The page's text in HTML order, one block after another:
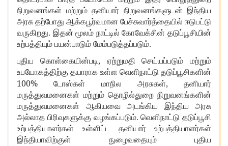
நிறுவனங்கள் மற்றும் தனியார் நிறுவனங்களுடன் இந்திய
அரசு தற்போது ஆக்கபூர்வமான பேச்சுவார்த்தையில் ஈடுபட்டு
வருகிறது. இதன் மூலம் நாட்டில் கோவேக்சின் தடுப்பூசியின்
உற்பத்தியும் பயன்பாடும் மேம்படுத்தப்படும்.
புதிய கொள்கையின்படி,
ஏற்றுமதி செய்யப்படும் மற்றும்
உபயோகத்திற்கு தயாராக உள்ள வெளிநாட்டு தடுப்பூசிகளின்
100% டோஸ்கள் மாநில அரசுகள்,
தனியார்
மருத்துவமனைகள் மற்றும் தொழில்துறை நிறுவனங்களின்
மருத்துவமனைகள் ஆகியவை அடங்கிய இந்திய அரசு
அல்லாத பிரிவுகளுக்கு வழங்கப்படும். வெளிநாட்டு தடுப்பூசி
உற்பத்தியாளர்கள் உள்ளிட்ட தனியார் உற்பத்தியாளர்கள்
இந்தியாவிற்குள் நுழைவதையும் புதிய